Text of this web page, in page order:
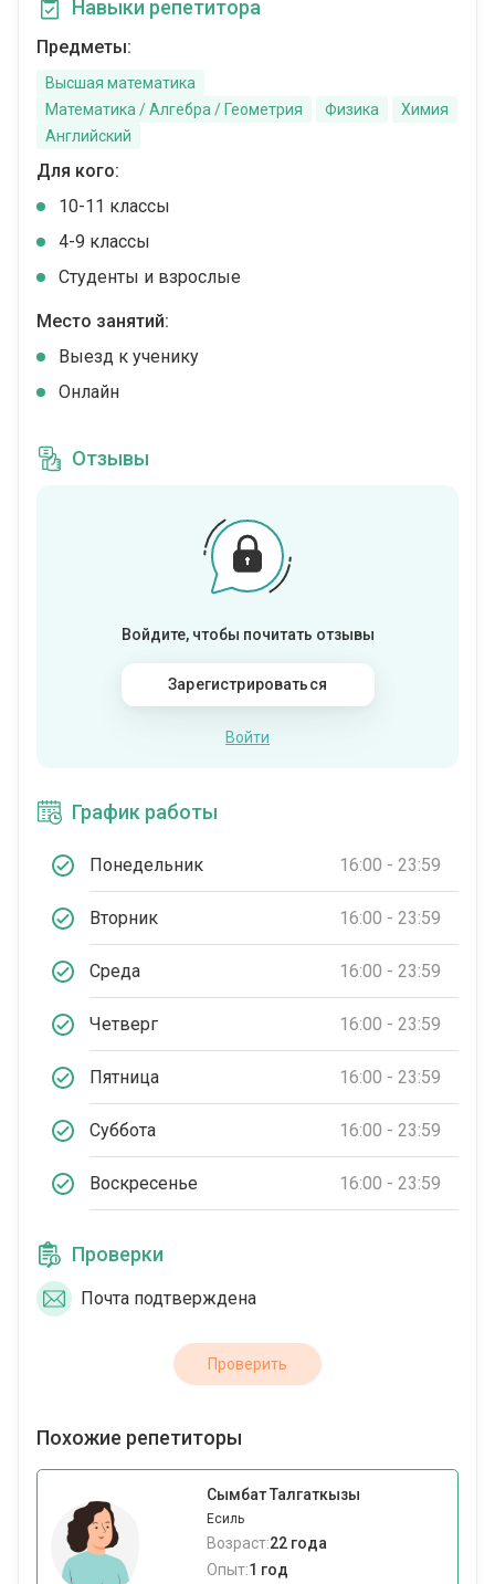
Навыки репетитора
Предметы:
Высшая математика
Математика / Алгебра / Геометрия
Физика
Химия
Английский
Для кого:
10-11 классы
4-9 классы
Студенты и взрослые
Место занятий:
Выезд к ученику
Онлайн
Отзывы
Войдите, чтобы почитать отзывы
Зарегистрироваться
Войти
График работы
Понедельник 16:00 - 23:59
Вторник 16:00 - 23:59
Среда 16:00 - 23:59
Четверг 16:00 - 23:59
Пятница 16:00 - 23:59
Суббота 16:00 - 23:59
Воскресенье 16:00 - 23:59
Проверки
Почта подтверждена
Проверить
Похожие репетиторы
Сымбат Талгаткызы
Есиль
Возраст:22 года
Опыт:1 год